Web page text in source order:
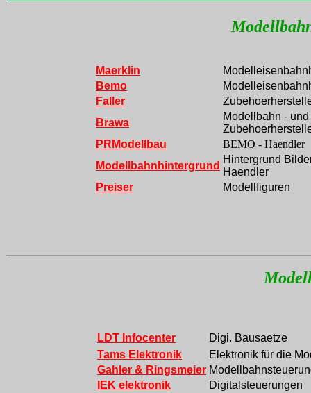
Maerklin
Bemo
Faller
Brawa
Modellbahn - und
PRModellbau
BEMO - Haendler
Modellbahnhintergrund
Hintergrund
Haendler
Preiser
Modellfiguren
LDT Infocenter
Digi. Bausaetze
Tams Elektronik
Elektronik für die
Gahler & Ringsmeier
IEK elektronik
Digitalsteuerungen